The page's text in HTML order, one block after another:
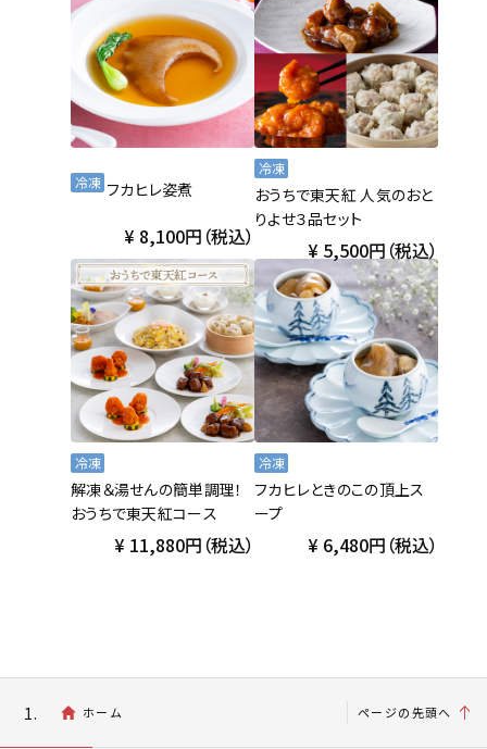
フカヒレ姿煮
8,100円（税込）
冷凍
おうちで東天紅 人気のおと
りよせ３品セット
5,500円（税込）
冷凍
解凍＆湯せんの簡単調理！
おうちで東天紅コース
11,880円（税込）
冷凍
フカヒレときのこの頂上ス
ープ
6,480円（税込）
冷凍
ホーム ページの先頭へ